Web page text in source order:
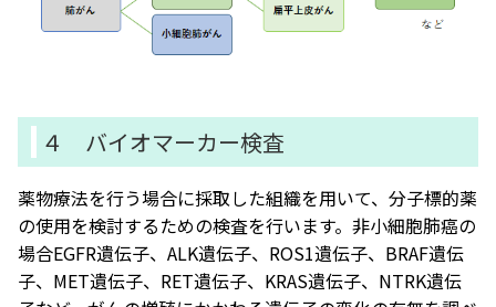
４ バイオマーカー検査
薬物療法を行う場合に採取した組織を用いて、分子標的薬
の使用を検討するための検査を行います。非小細胞肺癌の
場合EGFR遺伝子、ALK遺伝子、ROS1遺伝子、BRAF遺伝
子、MET遺伝子、RET遺伝子、KRAS遺伝子、NTRK遺伝